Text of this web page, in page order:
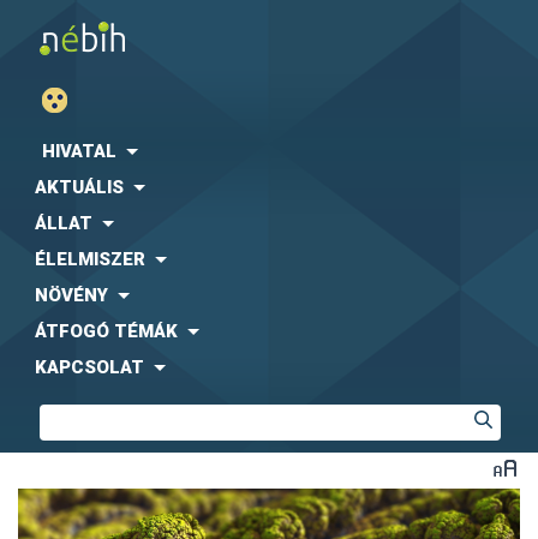
HIVATAL
AKTUÁLIS
ÁLLAT
ÉLELMISZER
NÖVÉNY
ÁTFOGÓ TÉMÁK
KAPCSOLAT